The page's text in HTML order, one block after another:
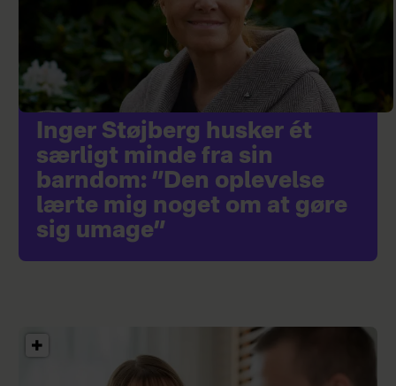
Inger Støjberg husker ét
særligt minde fra sin
barndom: ”Den oplevelse
lærte mig noget om at gøre
sig umage”